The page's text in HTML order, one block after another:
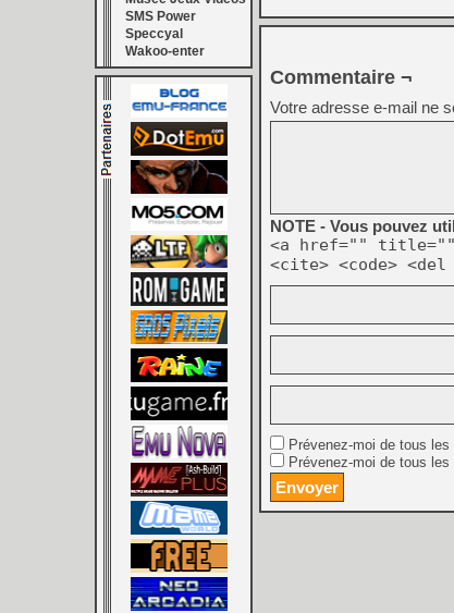
SMS Power
Speccyal
Wakoo-enter
Commentaire ¬
Votre adresse e-mail ne
NOTE - Vous pouvez
<a href=""
<cite> <code>
Prévenez-moi de tous
Prévenez-moi de tous